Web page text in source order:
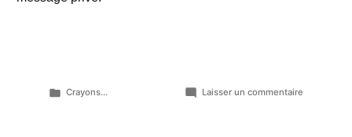
Publié
Crayons... Laisser un commentairesur